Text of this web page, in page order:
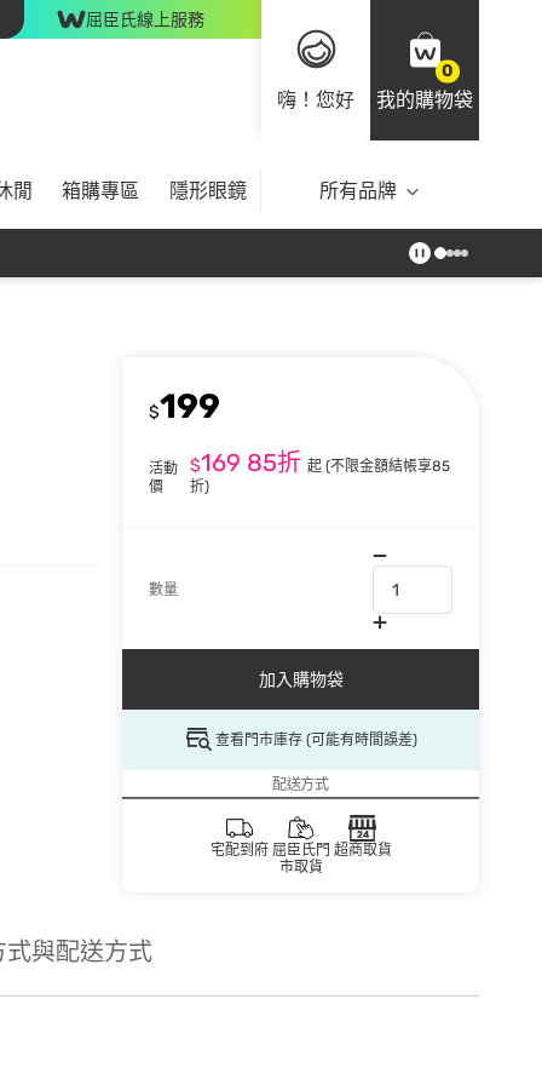
屈臣氏線上服務
嗨！您好
0
我的購物袋
閒 箱購專區 隱形眼鏡 所有品牌
$199
活動
價
$169 85折 起 (不限金額結帳享85
折)
數量
加入購物袋
查看門市庫存 (可能有時間誤差)
配送方式
宅配到府 屈臣氏門
市取貨
超商取貨
式與配送方式